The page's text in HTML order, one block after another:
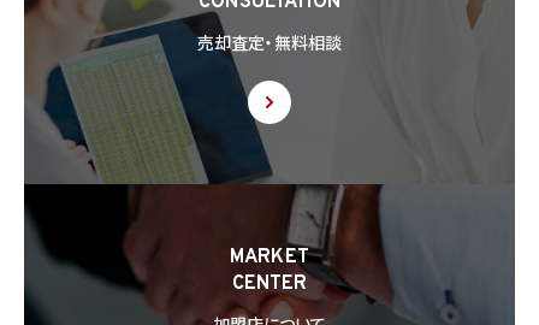
売却査定・無料相談
MARKET
CENTER